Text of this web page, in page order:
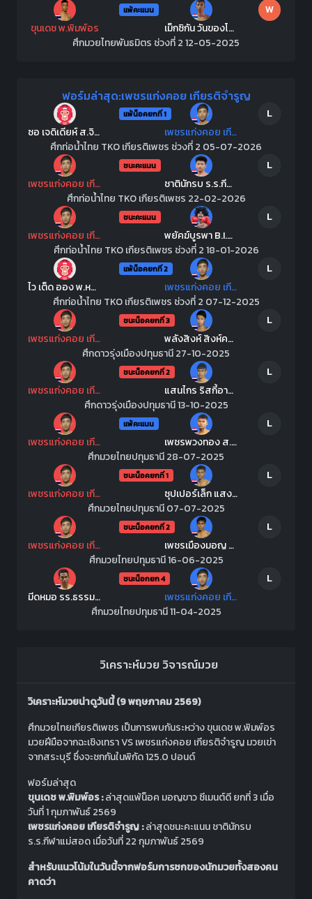
แพ้คะแนน
W
ขุนเดช พ.พิมพ์อร
เม็กซิกัน วันของโอมWKO
ศึกมวยไทยพันธมิตร ช่วงที่ 2 12-05-2025
ฟอร์มล่าสุด:เพชรแก่งคอย เกียรติจำรูญ
แพ้น็อคยกที่ 1
L
ซอ เจดิเดียห์ ส.จิตรสนองชาติ
เพชรแก่งคอย เกียรติจำรูญ
ศึกท่อน้ำไทย TKO เกียรติเพชร ช่วงที่ 2 05-07-2026
ชนะคะแนน
L
เพชรแก่งคอย เกียรติจำรูญ
ชาตินักรบ ร.ร.กีฬาแม่สอด
ศึกท่อน้ำไทย TKO เกียรติเพชร 22-02-2026
ชนะคะแนน
L
เพชรแก่งคอย เกียรติจำรูญ
พยัคฆ์บูรพา B.I.P-FK
ศึกท่อน้ำไทย TKO เกียรติเพชร ช่วงที่ 2 18-01-2026
แพ้น็อคยกที่ 2
L
ไว เต็ด ออง พ.หอมกลิ่น
เพชรแก่งคอย เกียรติจำรูญ
ศึกท่อน้ำไทย TKO เกียรติเพชร ช่วงที่ 2 07-12-2025
ชนะน็อคยกที่ 3
L
เพชรแก่งคอย เกียรติจำรูญ
พลังสิงห์ สิงห์คลองสี่
ศึกดาวรุ่งเมืองปทุมธานี 27-10-2025
ชนะน็อคยกที่ 2
L
เพชรแก่งคอย เกียรติจำรูญ
แสนไกร ริสกี้อารีบาบา
ศึกดาวรุ่งเมืองปทุมธานี 13-10-2025
แพ้คะแนน
L
เพชรแก่งคอย เกียรติจำรูญ
เพชรพวงทอง ส.รุ่งศักดิ์
ศึกมวยไทยปทุมธานี 28-07-2025
ชนะน็อคยกที่ 1
L
เพชรแก่งคอย เกียรติจำรูญ
ซุปเปอร์เล็ก แสงทองค้าแก๊ส
ศึกมวยไทยปทุมธานี 07-07-2025
ชนะน็อคยกที่ 2
L
เพชรแก่งคอย เกียรติจำรูญ
เพชรเมืองมอญ กิวกิวเต้บีบีคิวยิม
ศึกมวยไทยปทุมธานี 16-06-2025
ชนะน็อกยก 4
L
มีดหมอ รร.ธรรมศาสตร์คลองหลวง
เพชรแก่งคอย เกียรติจำรูญ
ศึกมวยไทยปทุมธานี 11-04-2025
วิเคราะห์มวย วิจารณ์มวย
วิเคราะห์มวยน่าดูวันนี้ (9 พฤษภาคม 2569)
ศึกมวยไทยเกียรติเพชร เป็นการพบกันระหว่าง ขุนเดช พ.พิมพ์อร
มวยฝีมือจากฉะเชิงเทรา VS เพชรแก่งคอย เกียรติจำรูญ มวยเข่า
จากสระบุรี ซึ่งจะชกกันในพิกัด 125.0 ปอนด์
ฟอร์มล่าสุด
ขุนเดช พ.พิมพ์อร :ล่าสุดแพ้น็อค มอญขาว ซีเมนต์ดี ยกที่ 3 เมื่อ
วันที่ 1 กุมภาพันธ์ 2569
เพชรแก่งคอย เกียรติจำรูญ :ล่าสุดชนะคะแนน ชาตินักรบ
ร.ร.กีฬาแม่สอด เมื่อวันที่ 22 กุมภาพันธ์ 2569
สำหรับแนวโน้มในวันนี้จากฟอร์มการชกของนักมวยทั้งสองคน
คาดว่า